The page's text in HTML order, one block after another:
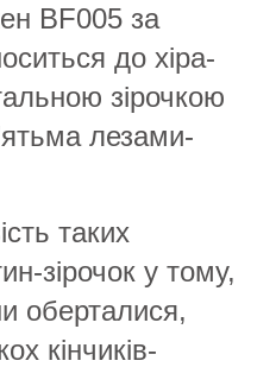
BF005 за
до хіра-
зірочкою
лезами-
таких
зірочок у тому,
оберталися,
кінчиків-